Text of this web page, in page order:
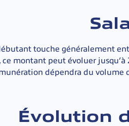
touche généralement
ce montant peut évoluer jusqu’à
dépendra du volume
Évolution